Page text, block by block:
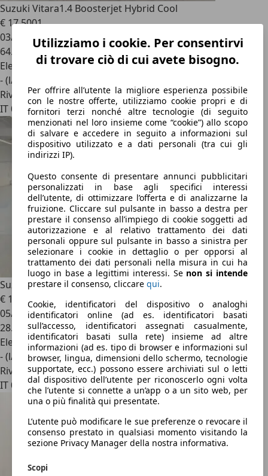
Utilizziamo i cookie. Per consentirvi
di trovare ciò di cui avete bisogno.
Per offrire all’utente la migliore esperienza possibile
con le nostre offerte, utilizziamo cookie propri e di
fornitori terzi nonché altre tecnologie (di seguito
menzionati nel loro insieme come “cookie”) allo scopo
di salvare e accedere in seguito a informazioni sul
dispositivo utilizzato e a dati personali (tra cui gli
indirizzi IP).
Questo consente di presentare annunci pubblicitari
personalizzati in base agli specifici interessi
dell’utente, di ottimizzare l’offerta e di analizzarne la
fruizione. Cliccare sul pulsante in basso a destra per
prestare il consenso all’impiego di cookie soggetti ad
autorizzazione e al relativo trattamento dei dati
personali oppure sul pulsante in basso a sinistra per
selezionare i cookie in dettaglio o per opporsi al
trattamento dei dati personali nella misura in cui ha
luogo in base a legittimi interessi. Se non si intende
prestare il consenso, cliccare qui.
Cookie, identificatori del dispositivo o analoghi
identificatori online (ad es. identificatori basati
sull’accesso, identificatori assegnati casualmente,
identificatori basati sulla rete) insieme ad altre
informazioni (ad es. tipo di browser e informazioni sul
browser, lingua, dimensioni dello schermo, tecnologie
supportate, ecc.) possono essere archiviati sul o letti
dal dispositivo dell’utente per riconoscerlo ogni volta
che l’utente si connette a un’app o a un sito web, per
una o più finalità qui presentate.
L’utente può modificare le sue preferenze o revocare il
consenso prestato in qualsiasi momento visitando la
sezione Privacy Manager della nostra informativa.
Scopi
Suzuki Vitara1.4 Boosterjet Hybrid Cool
€ 17.5001
03/2024
64.887 km
Elettrica/Benzina
- (l/100 km)
Rivenditore
IT 00128
Suzuki Vitara1.4 BOOSTERJET HYBRID ALLGRIP COOL SUV
€ 17.950
05/2023
28.314 km
Elettrica/Benzina
- (l/100 km)
Rivenditore
IT 00137